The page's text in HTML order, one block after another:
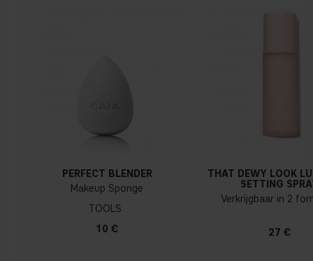
PERFECT BLENDER
Makeup Sponge
TOOLS
10 €
THAT DEWY LOOK
SETTING
Verkrijgbaar in 2
27 €